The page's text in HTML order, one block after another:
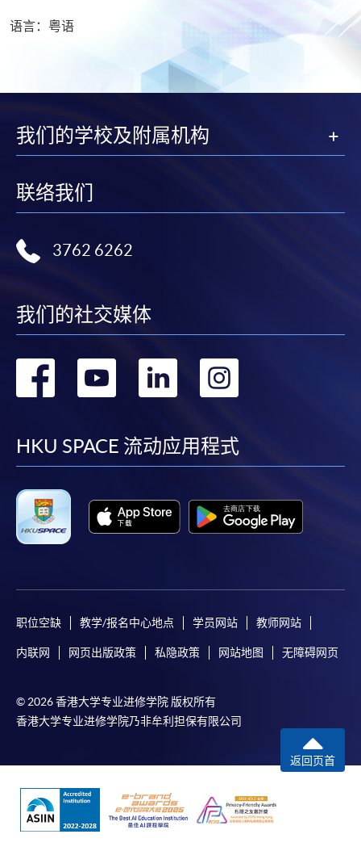
语言：粤语
我们的学校及附属机构
联络我们
3762 6262
我们的社交媒体
转
facebook
转
youtube
转
linkedin
HKU SPACE 流动应用程式
职位空缺 教学/报名中心地点 学员网站 教师网站
内联网 网页出版政策 私隐政策 网站地图 无障碍网页
© 2026 香港大学专业进修学院 版权所有
香港大学专业进修学院乃非牟利担保有限公司
返回页首